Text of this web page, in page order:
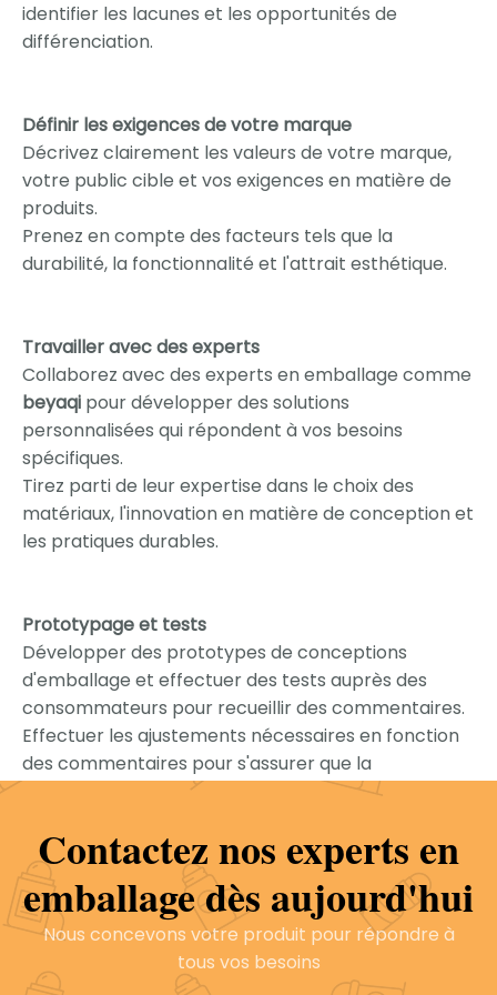
identifier les lacunes et les opportunités de
différenciation.
Définir les exigences de votre marque
Décrivez clairement les valeurs de votre marque,
votre public cible et vos exigences en matière de
produits.
Prenez en compte des facteurs tels que la
durabilité, la fonctionnalité et l'attrait esthétique.
Travailler avec des experts
Collaborez avec des experts en emballage comme
beyaqi pour développer des solutions
personnalisées qui répondent à vos besoins
spécifiques.
Tirez parti de leur expertise dans le choix des
matériaux, l'innovation en matière de conception et
les pratiques durables.
Prototypage et tests
Développer des prototypes de conceptions
d'emballage et effectuer des tests auprès des
consommateurs pour recueillir des commentaires.
Effectuer les ajustements nécessaires en fonction
des commentaires pour s'assurer que la
conception répond aux attentes des
Finalisation et production
Terminer la conception de l'emballage et
poursuivre la production, assurant le contrôle de la
qualité à chaque étape.
Contactez nos experts en
emballage dès aujourd'hui
Nous concevons votre produit pour répondre à
tous vos besoins